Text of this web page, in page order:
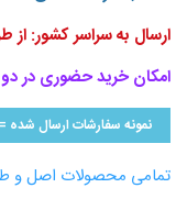
ارسال به سراسر کشور: از
امکان خرید حضوری در دو
نمونه سفارشات ارسال شده
تمامی محصولات اصل و